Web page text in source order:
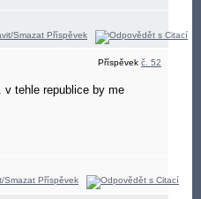
Příspěvek č. 52
tehle republice by me